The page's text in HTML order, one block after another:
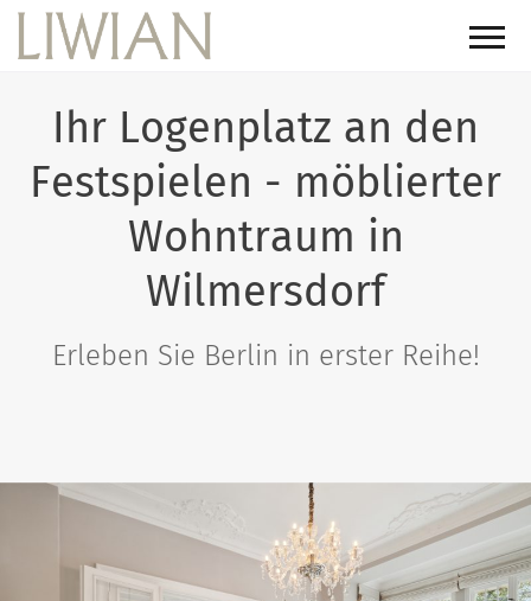
Ihr Logenplatz an den
Festspielen - möblierter
Wohntraum in
Wilmersdorf
Erleben Sie Berlin in erster Reihe!